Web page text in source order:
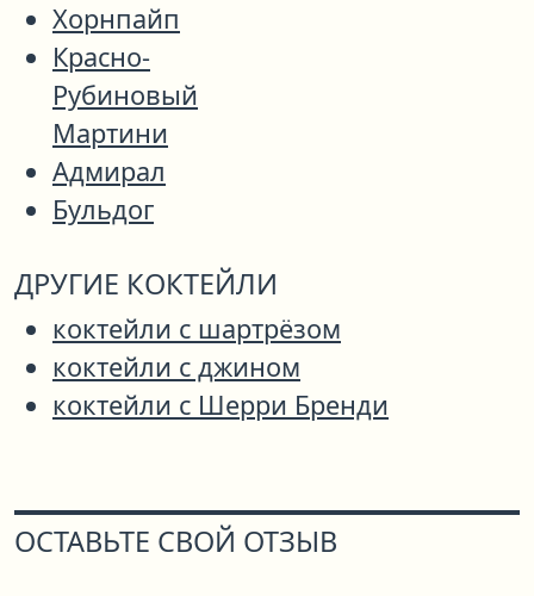
Хорнпайп
Красно-
Рубиновый
Мартини
Адмирал
Бульдог
ДРУГИЕ КОКТЕЙЛИ
коктейли с шартрёзом
коктейли с джином
коктейли с Шерри Бренди
ОСТАВЬТЕ СВОЙ ОТЗЫВ